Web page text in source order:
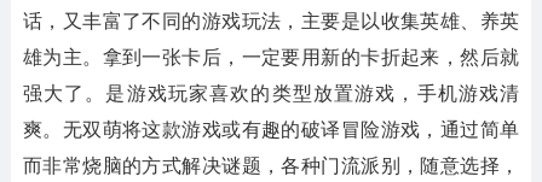
话，又丰富了不同的游戏玩法，主要是以收集英雄、养英
雄为主。拿到一张卡后，一定要用新的卡折起来，然后就
强大了。是游戏玩家喜欢的类型放置游戏，手机游戏清
爽。无双萌将这款游戏或有趣的破译冒险游戏，通过简单
而非常烧脑的方式解决谜题，各种门流派别，随意选择，